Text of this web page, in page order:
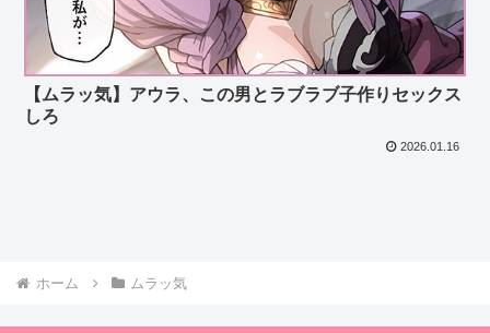
【ムラッ気】アウラ、この男とラブラブ子作りセックス
しろ
2026.01.16
ホーム ムラッ気